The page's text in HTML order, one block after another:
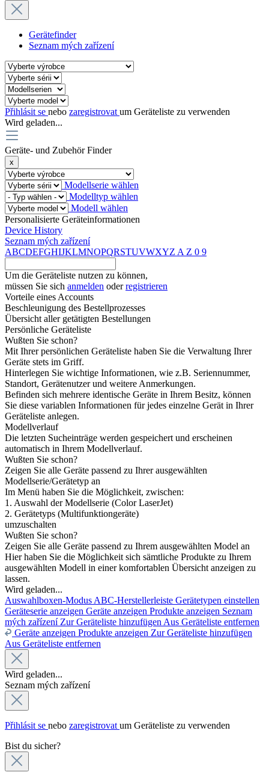
Gerätefinder
Seznam mých zařízení
Přihlásit se nebo zaregistrovat um Geräteliste zu verwenden
Wird geladen...
Geräte- und Zubehör Finder
x
Modellserie wählen
Modelltyp wählen
Modell wählen
Personalisierte Geräteinformationen
Device History
Seznam mých zařízení
ABCDEFGHIJKLMNOPQRSTUVWXYZ A Z 0 9
Um die Geräteliste nutzen zu können,
müssen Sie sich anmelden oderregistrieren
Vorteile eines Accounts
Beschleunigung des Bestellprozesses
Übersicht aller getätigten Bestellungen
Persönliche Geräteliste
Wußten Sie schon?
Mit Ihrer persönlichen Geräteliste haben Sie die Verwaltung Ihrer
Geräte stets im Griff.
Hinterlegen Sie wichtige Informationen, wie z.B. Seriennummer,
Standort, Gerätenutzer und weitere Anmerkungen.
Befinden sich mehrere identische Geräte in Ihrem Besitz, können
Sie diese variablen Informationen für jedes einzelne Gerät in Ihrer
Geräteliste anlegen.
Modellverlauf
Die letzten Sucheinträge werden gespeichert und erscheinen
automatisch in Ihrem Modellverlauf.
Wußten Sie schon?
Zeigen Sie alle Geräte passend zu Ihrer ausgewählten
Modellserie/Gerätetyp an
Im Menü haben Sie die Möglichkeit, zwischen:
1. Auswahl der Modellserie (Color LaserJet)
2. Gerätetyps (Multifunktiongeräte)
umzuschalten
Wußten Sie schon?
Zeigen Sie alle Geräte passend zu Ihrem ausgewählten Model an
Hier haben Sie die Möglichkeit sich sämtliche Produkte zu Ihrem
ausgewählten Modell in einer komfortablen Übersicht anzeigen zu
lassen.
Wird geladen...
Auswahlboxen-Modus ABC-Herstellerleiste Gerätetypen einstellen
Geräteserie anzeigen Geräte anzeigen Produkte anzeigen Seznam
mých zařízení Zur Geräteliste hinzufügen Aus Geräteliste entfernen
Geräte anzeigen Produkte anzeigen Zur Geräteliste hinzufügen
Aus Geräteliste entfernen
Wird geladen...
Seznam mých zařízení
Přihlásit se nebo zaregistrovat um Geräteliste zu verwenden
Bist du sicher?